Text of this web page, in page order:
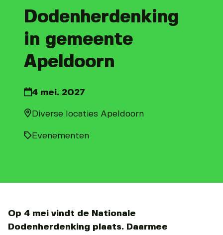
Dodenherdenking
in gemeente
Apeldoorn
4 mei. 2027
Diverse locaties Apeldoorn
Evenementen
Op 4 mei vindt de Nationale
Dodenherdenking plaats. Daarmee